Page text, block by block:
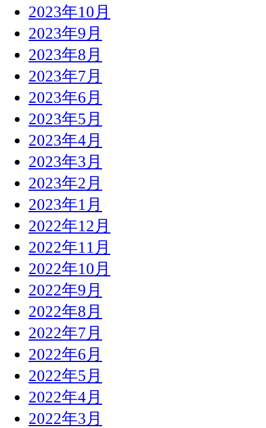
2023年10月
2023年9月
2023年8月
2023年7月
2023年6月
2023年5月
2023年4月
2023年3月
2023年2月
2023年1月
2022年12月
2022年11月
2022年10月
2022年9月
2022年8月
2022年7月
2022年6月
2022年5月
2022年4月
2022年3月